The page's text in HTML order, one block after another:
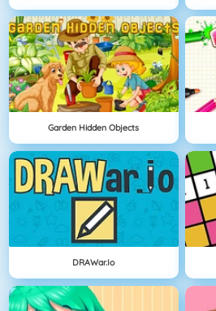
Garden Hidden Objects
DRAWar.io